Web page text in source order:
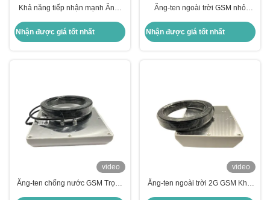
Khả năng tiếp nhận mạnh Ăng-
nhỏ chống nước ngoài trời
Nhận được giá tốt nhất
Ăng-ten ngoài trời GSM nhỏ
nước 1900 MHz Dễ sử dụng
Nhận được giá tốt nhất
video
Ăng-ten chống nước GSM Trọng
video
Ăng-ten ngoài trời 2G GSM Khối